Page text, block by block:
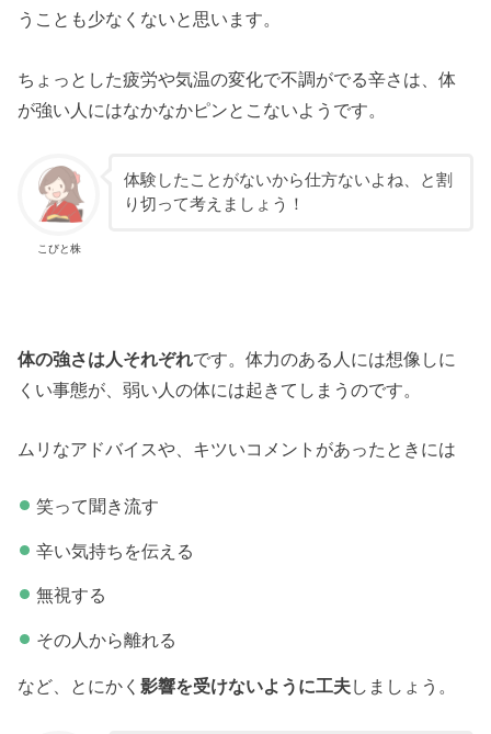
うことも少なくないと思います。
ちょっとした疲労や気温の変化で不調がでる辛さは、体
が強い人にはなかなかピンとこないようです。
こびと株
体験したことがないから仕方ないよね、と割
り切って考えましょう！
体の強さは人それぞれです。体力のある人には想像しに
くい事態が、弱い人の体には起きてしまうのです。
ムリなアドバイスや、キツいコメントがあったときには
笑って聞き流す
辛い気持ちを伝える
無視する
その人から離れる
など、とにかく影響を受けないように工夫しましょう。